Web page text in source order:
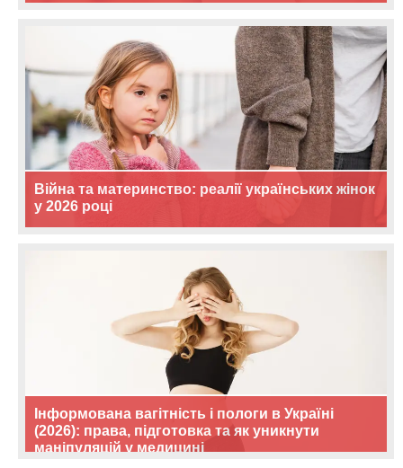
Війна та материнство: реалії українських жінок
у 2026 році
Інформована вагітність і пологи в Україні
(2026): права, підготовка та як уникнути
маніпуляцій у медицині